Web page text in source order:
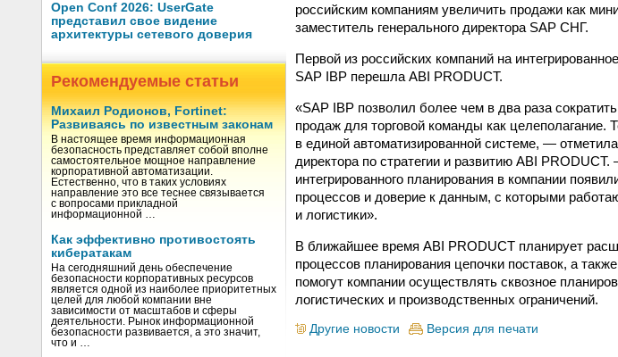
Open Conf 2026: UserGate
представил свое видение
архитектуры сетевого доверия
Рекомендуемые статьи
Михаил Родионов, Fortinet:
Развиваясь по известным законам
В настоящее время информационная
безопасность представляет собой вполне
самостоятельное мощное направление
корпоративной автоматизации.
Естественно, что в таких условиях
направление это все теснее связывается
с вопросами прикладной
информационной …
Как эффективно противостоять
кибератакам
На сегодняшний день обеспечение
безопасности корпоративных ресурсов
является одной из наиболее приоритетных
целей для любой компании вне
зависимости от масштабов и сферы
деятельности. Рынок информационной
безопасности развивается, а это значит,
что и …
российским компаниям увеличить продажи как
заместитель генерального директора SAP СНГ.
Первой из российских компаний на
SAP IBP перешла ABI PRODUCT.
«SAP IBP позволил более чем в два раза
продаж для торговой команды как
в единой автоматизированной системе, —
директора по стратегии и развитию ABI
интегрированного планирования в компании
процессов и доверие к данным, с которыми
и логистики».
В ближайшее время ABI PRODUCT планирует
процессов планирования цепочки поставок, а
помогут компании осуществлять сквозное
логистических и производственных ограничений.
Другие новости Версия для печати